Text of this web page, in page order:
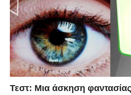
Τεστ: Μια άσκηση